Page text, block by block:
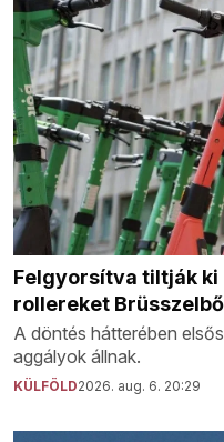
Felgyorsítva tiltják
rollereket
A döntés hátterében
aggályok állnak.
KÜLFÖLD2026. aug. 6. 20:29